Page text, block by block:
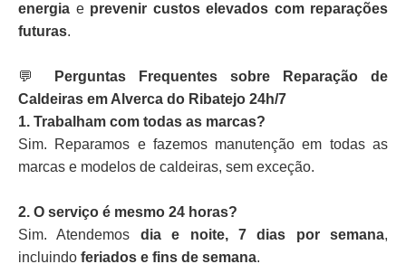
energia e prevenir custos elevados com reparações
futuras.
💬
Perguntas Frequentes sobre Reparação de
Caldeiras em Alverca do Ribatejo 24h/7
1. Trabalham com todas as marcas?
Sim. Reparamos e fazemos manutenção em todas as
marcas e modelos de caldeiras, sem exceção.
2. O serviço é mesmo 24 horas?
Sim. Atendemos dia e noite, 7 dias por semana,
incluindo feriados e fins de semana.